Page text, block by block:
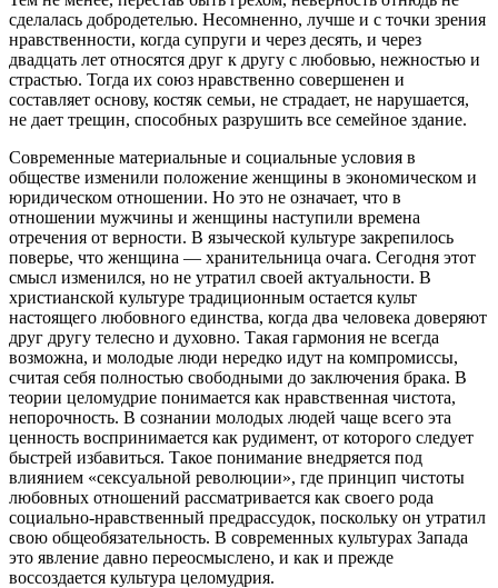
сделалась добродетелью. Несомненно, лучше и с точки зрения
нравственности, когда супруги и через десять, и через
двадцать лет относятся друг к другу с любовью, нежностью и
страстью. Тогда их союз нравственно совершенен и
составляет основу, костяк семьи, не страдает, не нарушается,
не дает трещин, способных разрушить все семейное здание.
Современные материальные и социальные условия в
обществе изменили положение женщины в экономическом и
юридическом отношении. Но это не означает, что в
отношении мужчины и женщины наступили времена
отречения от верности. В языческой культуре закрепилось
поверье, что женщина — хранительница очага. Сегодня этот
смысл изменился, но не утратил своей актуальности. В
христианской культуре традиционным остается культ
настоящего любовного единства, когда два человека доверяют
друг другу телесно и духовно. Такая гармония не всегда
возможна, и молодые люди нередко идут на компромиссы,
считая себя полностью свободными до заключения брака. В
теории целомудрие понимается как нравственная чистота,
непорочность. В сознании молодых людей чаще всего эта
ценность воспринимается как рудимент, от которого следует
быстрей избавиться. Такое понимание внедряется под
влиянием «сексуальной революции», где принцип чистоты
любовных отношений рассматривается как своего рода
социально-нравственный предрассудок, поскольку он утратил
свою общеобязательность. В современных культурах Запада
это явление давно переосмыслено, и как и прежде
воссоздается культура целомудрия.